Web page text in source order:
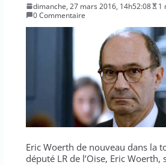
dimanche, 27 mars 2016, 14h52:08
1
0 Commentaire
Eric Woerth de nouveau dans la
député LR de l’Oise, Eric Woerth,